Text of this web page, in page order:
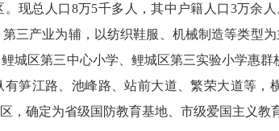
现总人口8万5千多人，其中户籍人口3万余
三产业为辅，以纺织鞋服、机械制造等类型
城区第三中心小学、鲤城区第三实验小学惠
有笋江路、池峰路、站前大道、繁荣大道等
，确定为省级国防教育基地、市级爱国主义教